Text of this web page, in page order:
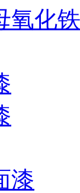
氧化
漆